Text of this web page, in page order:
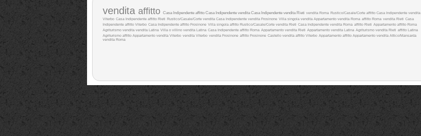
vendita affitto Casa Indipendente affitto Casa Indipendente venditaCasa Indipendente vendita Rieti vendita Roma Rustico/Casale/Corte affitto Casa Indipendente vendita
Viterbo Casa Indipendente affitto Rieti Rustico/Casale/Corte vendita Casa Indipendente vendita Frosinone Villa singola vendita Appartamento vendita Roma affitto Roma vendita Rieti Casa
Indipendente affitto Viterbo Casa Indipendente affitto Frosinone Villa singola affitto Rustico/Casale/Corte vendita Rieti Casa Indipendente vendita Roma affitto Rieti Appartamento affitto Roma
Agriturismo vendita vendita Latina Villa o villino vendita Latina Casa Indipendente affitto Roma Appartamento vendita Rieti Appartamento vendita Latina Agriturismo vendita Rieti affitto Latina
Agriturismo affitto Appartamento vendita Viterbo vendita Viterbo vendita Frosinone affitto Frosinone Castello vendita affitto Viterbo Appartamento affitto Appartamento vendita Attico/Mansarda
vendita Roma